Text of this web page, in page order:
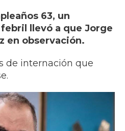
63, un
llevó a que Jorge
en observación.
de internación que